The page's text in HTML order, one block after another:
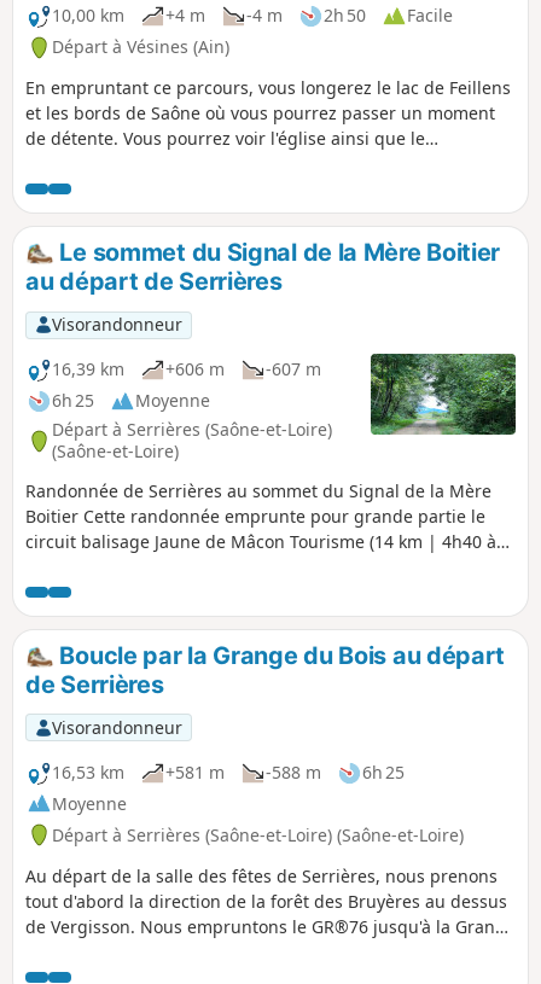
10,00 km
+4 m -4 m 2h 50
Facile
Départ à Vésines (Ain)
En empruntant ce parcours, vous longerez le lac de Feillens
et les bords de Saône où vous pourrez passer un moment
de détente. Vous pourrez voir l'église ainsi que le
le 25 novembre 1819. Elle a été rénovée et agrandie dans
les années 1868-1869. Circuit pédestre interdit aux
véhicules à moteur.
Le sommet du Signal de la Mère Boitier
au départ de Serrières
Visorandonneur
16,39 km
+606 m
-607 m
6h 25
Moyenne
Départ à Serrières (Saône-et-Loire)
(Saône-et-Loire)
Randonnée de Serrières au sommet du Signal de la Mère
Boitier Cette randonnée emprunte pour grande partie le
circuit balisage Jaune de Mâcon Tourisme (14 km | 4h40 à
des Crêtes, balisé en Bleu de la Mère Boitier au hameau Les
Guérins.
Boucle par la Grange du Bois au départ
de Serrières
Visorandonneur
16,53 km
+581 m -588 m
6h 25
Moyenne
Départ à Serrières (Saône-et-Loire) (Saône-et-Loire)
Au départ de la salle des fêtes de Serrières, nous prenons
tout d'abord la direction de la forêt des Bruyères au dessus
de Vergisson. Nous empruntons le GR®76 jusqu'à la Grange
Grosne en direction de Burnaizé et les Guèrins. Nous